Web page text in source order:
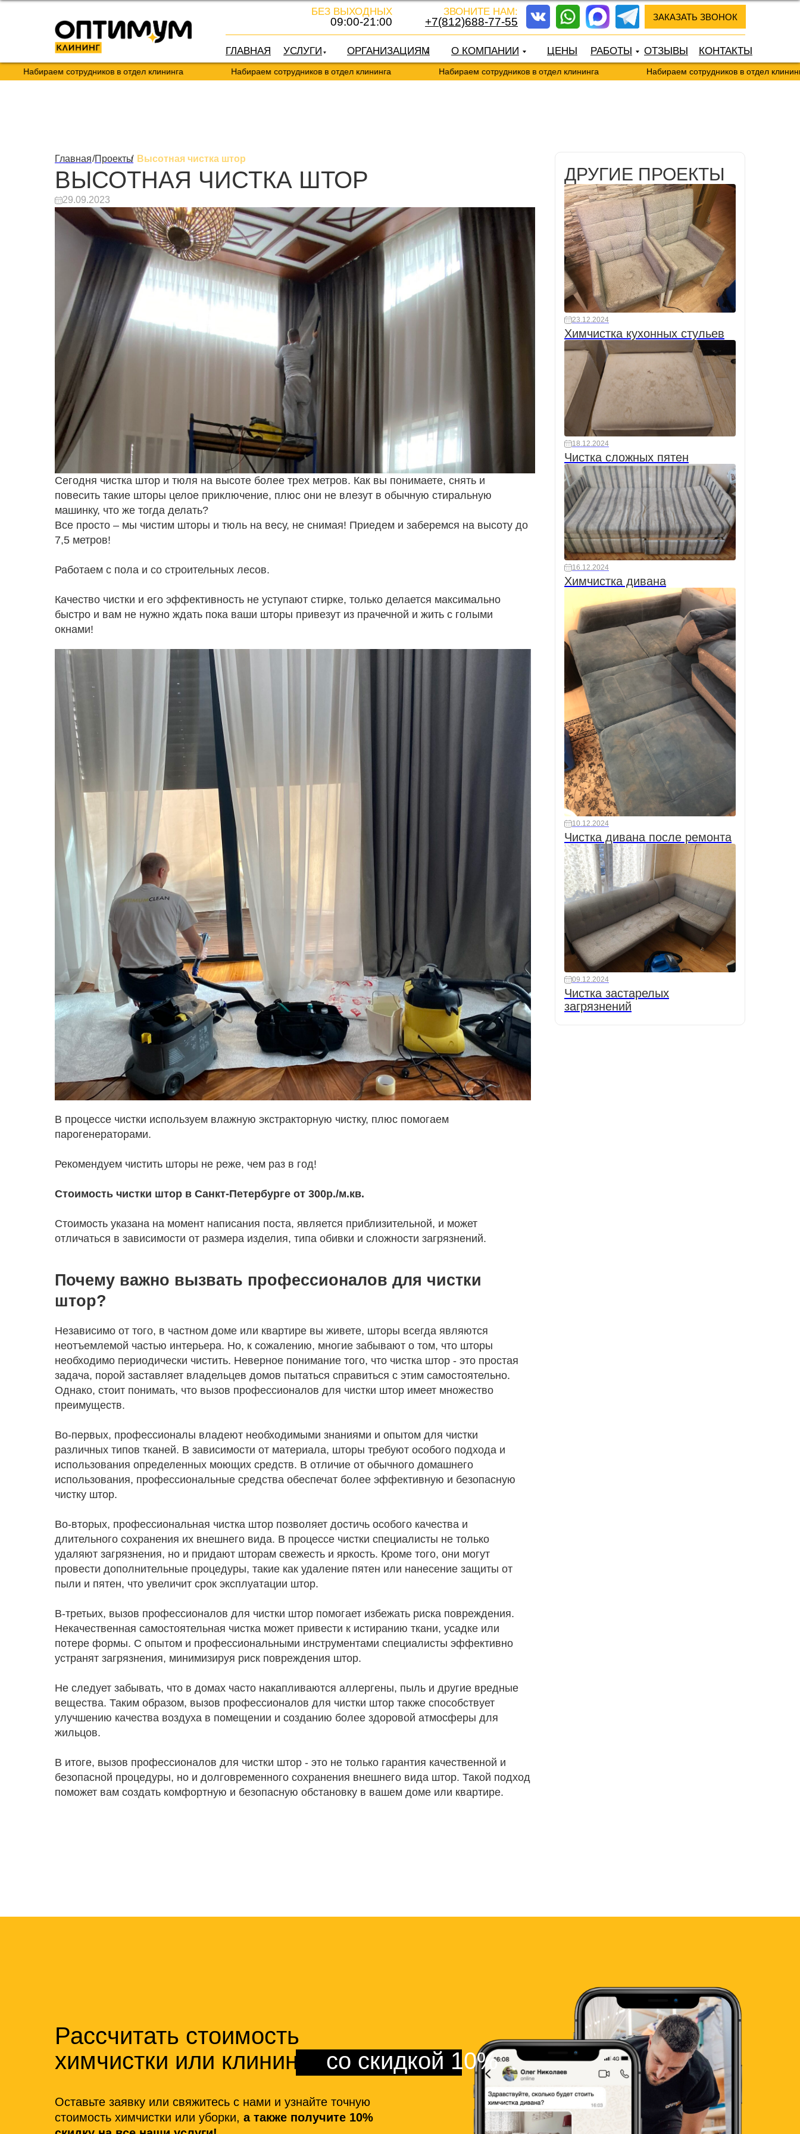
УСЛУГИ
ЗАКАЗАТЬ ЗВОНОК
ГЛАВНАЯ ОРГАНИЗАЦИЯМ ЦЕНЫ РАБОТЫ КОНТАКТЫ
О КОМПАНИИ ОТЗЫВЫ
ЗВОНИТЕ НАМ:
+7(812)688-77-55
БЕЗ ВЫХОДНЫХ
09:00-21:00
сотрудников в отдел клининга Набираем сотрудников в отдел клининга Набираем сотрудников в отдел клининга Набираем сотрудников в отдел клининга
Главная/Проекты/ Высотная чистка штор
ВЫСОТНАЯ ЧИСТКА ШТОР
29.09.2023
Сегодня чистка штор и тюля на высоте более трех метров. Как вы понимаете, снять и
повесить такие шторы целое приключение, плюс они не влезут в обычную стиральную
машинку, что же тогда делать?
Все просто – мы чистим шторы и тюль на весу, не снимая! Приедем и заберемся на высоту до
7,5 метров!
Работаем с пола и со строительных лесов.
Качество чистки и его эффективность не уступают стирке, только делается максимально
быстро и вам не нужно ждать пока ваши шторы привезут из прачечной и жить с голыми
окнами!
В процессе чистки используем влажную экстракторную чистку, плюс помогаем
парогенераторами.
Рекомендуем чистить шторы не реже, чем раз в год!
Стоимость чистки штор в Санкт-Петербурге от 300р./м.кв.
Стоимость указана на момент написания поста, является приблизительной, и может
отличаться в зависимости от размера изделия, типа обивки и сложности загрязнений.
Почему важно вызвать профессионалов для чистки
штор?
Независимо от того, в частном доме или квартире вы живете, шторы всегда являются
неотъемлемой частью интерьера. Но, к сожалению, многие забывают о том, что шторы
необходимо периодически чистить. Неверное понимание того, что чистка штор - это простая
задача, порой заставляет владельцев домов пытаться справиться с этим самостоятельно.
Однако, стоит понимать, что вызов профессионалов для чистки штор имеет множество
преимуществ.
Во-первых, профессионалы владеют необходимыми знаниями и опытом для чистки
различных типов тканей. В зависимости от материала, шторы требуют особого подхода и
использования определенных моющих средств. В отличие от обычного домашнего
использования, профессиональные средства обеспечат более эффективную и безопасную
чистку штор.
Во-вторых, профессиональная чистка штор позволяет достичь особого качества и
длительного сохранения их внешнего вида. В процессе чистки специалисты не только
удаляют загрязнения, но и придают шторам свежесть и яркость. Кроме того, они могут
провести дополнительные процедуры, такие как удаление пятен или нанесение защиты от
пыли и пятен, что увеличит срок эксплуатации штор.
В-третьих, вызов профессионалов для чистки штор помогает избежать риска повреждения.
Некачественная самостоятельная чистка может привести к истиранию ткани, усадке или
потере формы. С опытом и профессиональными инструментами специалисты эффективно
устранят загрязнения, минимизируя риск повреждения штор.
Не следует забывать, что в домах часто накапливаются аллергены, пыль и другие вредные
вещества. Таким образом, вызов профессионалов для чистки штор также способствует
улучшению качества воздуха в помещении и созданию более здоровой атмосферы для
жильцов.
В итоге, вызов профессионалов для чистки штор - это не только гарантия качественной и
безопасной процедуры, но и долговременного сохранения внешнего вида штор. Такой подход
поможет вам создать комфортную и безопасную обстановку в вашем доме или квартире.
ДРУГИЕ ПРОЕКТЫ
23.12.2024
Химчистка кухонных стульев
18.12.2024
Чистка сложных пятен
16.12.2024
Химчистка дивана
10.12.2024
Чистка дивана после ремонта
09.12.2024
Чистка застарелых
загрязнений
Оставьте заявку или свяжитесь с нами и узнайте точную
стоимость химчистки или уборки, а также получите 10%
Рассчитать стоимость
химчистки или клининга со скидкой 10%